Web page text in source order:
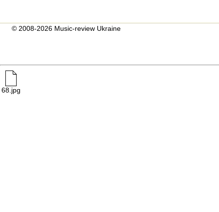
© 2008-2026 Music-review Ukraine
68.jpg